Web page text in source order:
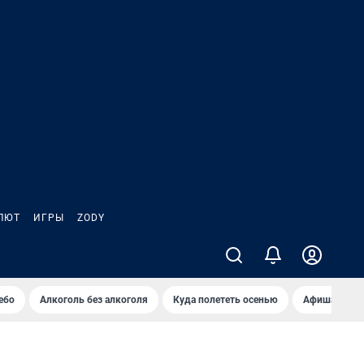
ИГРЫ ZODY
Алкоголь без алкоголя Куда полететь осенью Афиша на